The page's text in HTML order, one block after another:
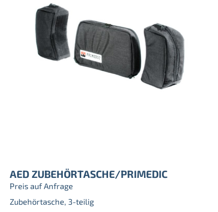
AED ZUBEHÖRTASCHE/PRIMEDIC
Preis auf Anfrage
Zubehörtasche, 3-teilig